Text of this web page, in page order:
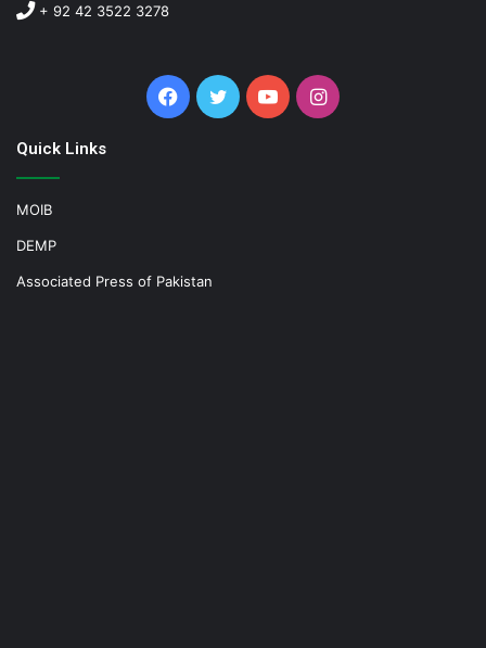
+ 92 42 3522 3278
Facebook
TwitterYouTubeInstagram
Quick Links
MOIB
DEMP
Associated Press of Pakistan